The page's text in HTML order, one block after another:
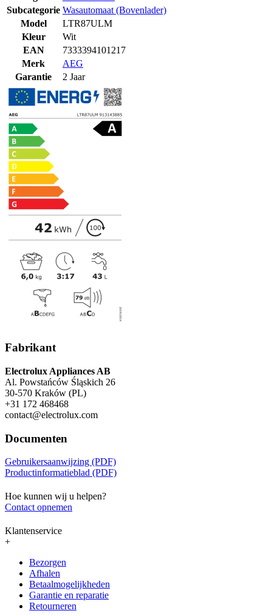
Subcategorie Wasautomaat (Bovenlader)
Model
LTR87ULM
Kleur
Wit
EAN
7333394101217
Merk
AEG
Garantie
2 Jaar
Fabrikant
Electrolux Appliances AB
Al. Powstańców Śląskich 26
30-570 Kraków (PL)
+31 172 468468
contact@electrolux.com
Documenten
Gebruikersaanwijzing (PDF)
Productinformatieblad (PDF)
Hoe kunnen wij u helpen?
Contact opnemen
Klantenservice
+
Bezorgen
Afhalen
Betaalmogelijkheden
Garantie en reparatie
Retourneren